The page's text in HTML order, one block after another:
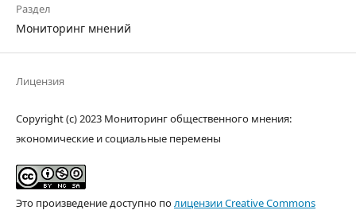
Раздел
Мониторинг мнений
Лицензия
Copyright (c) 2023 Мониторинг общественного мнения:
экономические и социальные перемены
Это произведение доступно полицензии Creative Commons